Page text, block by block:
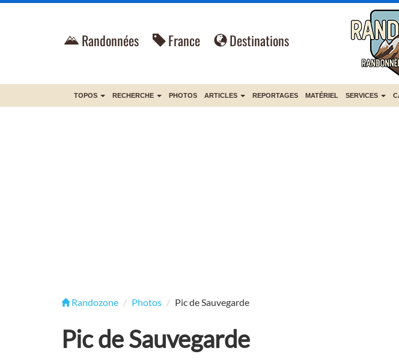
Randonnées France Destinations
TOPOS RECHERCHE PHOTOS ARTICLES REPORTAGES MATÉRIEL SERVICES
Randozone Photos Pic de Sauvegarde
Pic de Sauvegarde